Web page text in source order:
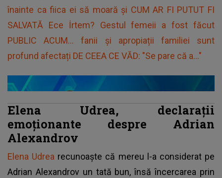
înainte ca fiica ei să moară și CUM AR FI PUTUT FI
SALVATĂ Ece İrtem? Gestul femeii a fost făcut
PUBLIC ACUM... fanii și apropiații familiei sunt
profund afectați DE CEEA CE VĂD: "Se pare că a..."
Elena Udrea, declarații
emoționante despre Adrian
Alexandrov
Elena Udrea recunoaște că mereu l-a considerat pe
Adrian Alexandrov un tată bun, însă încercarea prin